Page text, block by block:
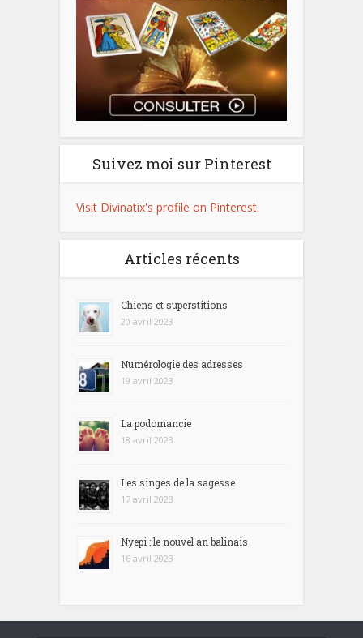
Suivez moi sur Pinterest
Visit Divinatix's profile on Pinterest.
Articles récents
Chiens et superstitions
20 avril 2023
Numérologie des adresses
19 avril 2023
La podomancie
18 avril 2023
Les singes de la sagesse
17 avril 2023
Nyepi : le nouvel an balinais
16 avril 2023